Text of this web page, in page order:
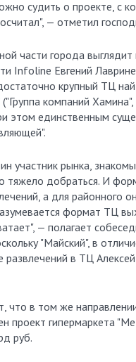
судить о проекте, с
— отметил
части города
Infoline Евгений
крупный ТЦ
("Группа компаний
этом единственным
рынка,
добраться. И
а для
формат ТЦ
— полагает
"Майский", в
развлечений в ТЦ
что в том же
проект гипермаркета
руб.